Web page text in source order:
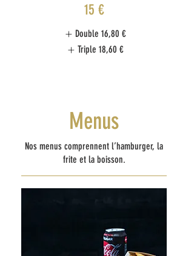
15 €
Double 16,80 €
Triple 18,60 €
Menus
Nos menus comprennent l’hamburger, la
frite et la boisson.